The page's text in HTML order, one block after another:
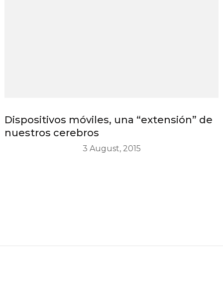
Dispositivos móviles, una “extensión” de
nuestros cerebros
3 August, 2015